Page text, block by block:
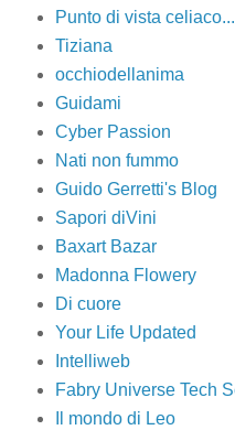
Punto di vista celiaco...
Tiziana
occhiodellanima
Guidami
Cyber Passion
Nati non fummo
Guido Gerretti's Blog
Sapori diVini
Baxart Bazar
Madonna Flowery
Di cuore
Your Life Updated
Intelliweb
Fabry Universe Tech
Il mondo di Leo